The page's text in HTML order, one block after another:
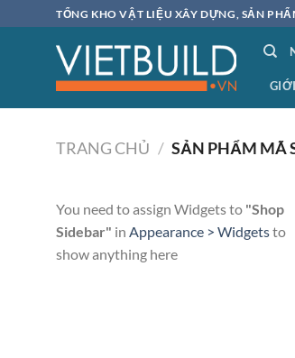
qua
TỔNG KHO VẬT LIỆU XÂY DỰNG, SẢN
TRANG CHỦ / SẢN PHẨM MÃ
You need to assign Widgets to "Shop
Sidebar" in Appearance > Widgetsto
show anything here